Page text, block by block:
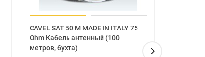
CAVEL SAT 50 M MADE IN ITALY 75
Ohm Кабель антенный (100
метров, бухта)